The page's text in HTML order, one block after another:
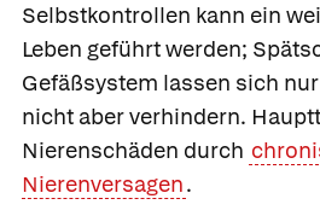
Selbstkontrollen kann ein
Leben geführt werden;
Gefäßsystem lassen sich
nicht aber verhindern.
Nierenschäden durch
Nierenversagen.